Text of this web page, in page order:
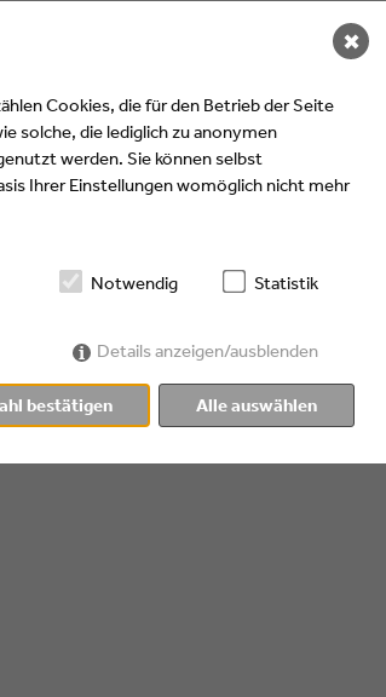
© 2026 Eyes &
Cookies, die für den Betrieb der Seite
solche, die lediglich zu anonymen
werden. Sie können selbst
Ihrer Einstellungen womöglich nicht mehr
Notwendig Statistik
Details anzeigen/ausblenden
bestätigen Alle auswählen
✖